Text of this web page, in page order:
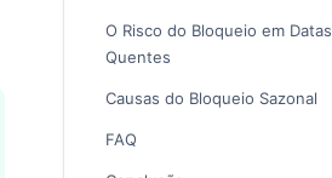
O Risco do Bloqueio em Datas
Quentes
Causas do Bloqueio Sazonal
FAQ